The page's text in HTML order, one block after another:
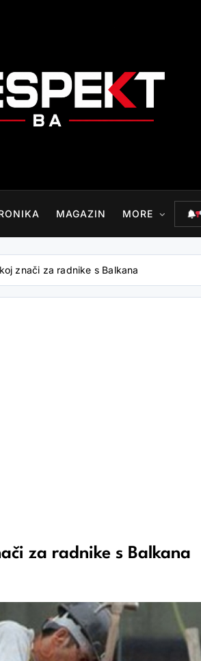
MAGAZIN MORE
znači za radnike s Balkana
za radnike s Balkana